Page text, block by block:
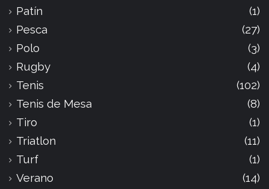
Patín
(1)
Pesca
(27)
Polo
(3)
Rugby
(4)
Tenis
(102)
Tenis de Mesa
(8)
Tiro
(1)
Triatlon
(11)
Turf
(1)
Verano
(14)